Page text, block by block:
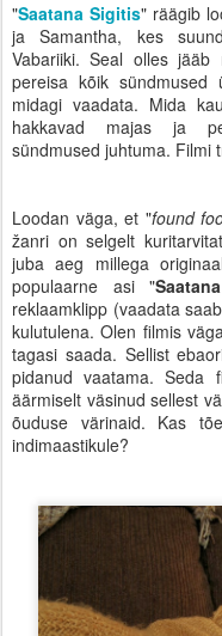
"Saatana Sigitis" räägib
ja Samantha, kes
Vabariiki. Seal olles jääb
pereisa kõik
midagi vaadata. Mida
hakkavad majas ja
sündmused juhtuma. Filmi
Loodan väga, et "found
žanri on selgelt
juba aeg millega
populaarne asi "
reklaamklipp (vaadata
kulutulena. Olen filmis
tagasi saada. Sellist
pidanud vaatama.
äärmiselt väsinud sellest
õuduse värinaid. Kas
indimaastikule?